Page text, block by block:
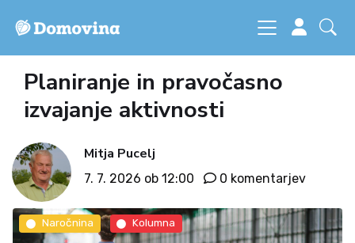
Planiranje in pravočasno
izvajanje aktivnosti
Mitja Pucelj
7. 7. 2026 ob 12:00 0 komentarjev
Naročnina Kolumna